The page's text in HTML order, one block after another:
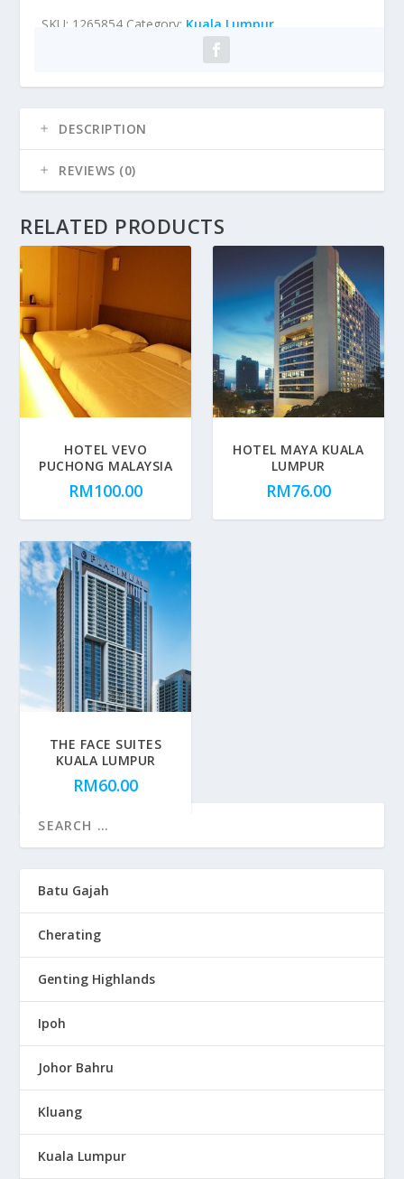
SKU: 1265854 Category: Kuala Lumpur
DESCRIPTION
REVIEWS (0)
RELATED PRODUCTS
HOTEL VEVO
PUCHONG MALAYSIA
RM100.00
HOTEL MAYA KUALA
LUMPUR
RM76.00
THE FACE SUITES
KUALA LUMPUR
RM60.00
Batu Gajah
Cherating
Genting Highlands
Ipoh
Johor Bahru
Kluang
Kuala Lumpur